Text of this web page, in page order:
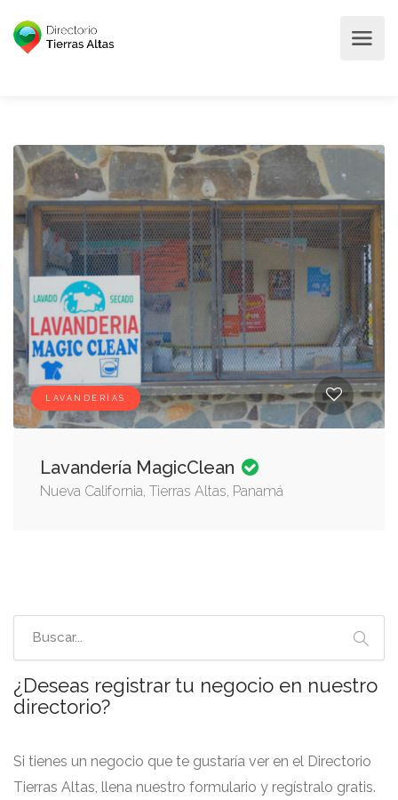
LAVANDERÍAS
Lavandería MagicClean
Nueva California, Tierras Altas, Panamá
¿Deseas registrar tu negocio en nuestro
directorio?
Si tienes un negocio que te gustaría ver en el Directorio
Tierras Altas, llena nuestro formulario y regístralo gratis.